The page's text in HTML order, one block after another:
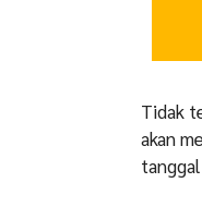
Tidak
akan
tanggal